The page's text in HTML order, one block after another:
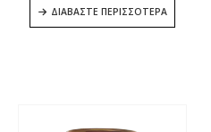
ΔΙΑΒΆΣΤΕ ΠΕΡΙΣΣΌΤΕΡΑ